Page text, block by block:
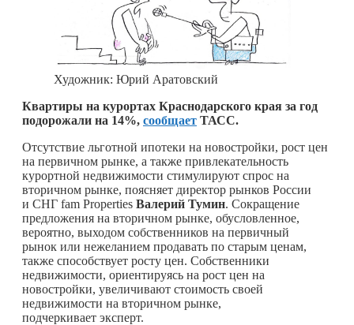
Художник: Юрий Аратовский
Квартиры на курортах Краснодарского края за год
подорожали на 14%, сообщает ТАСС.
Отсутствие льготной ипотеки на новостройки, рост цен
на первичном рынке, а также привлекательность
курортной недвижимости стимулируют спрос на
вторичном рынке, поясняет директор рынков России
и СНГ fam Properties Валерий Тумин. Сокращение
предложения на вторичном рынке, обусловленное,
вероятно, выходом собственников на первичный
рынок или нежеланием продавать по старым ценам,
также способствует росту цен. Собственники
недвижимости, ориентируясь на рост цен на
новостройки, увеличивают стоимость своей
недвижимости на вторичном рынке,
подчеркивает эксперт.